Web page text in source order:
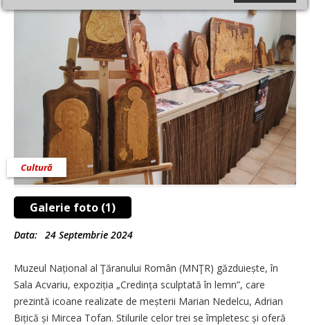
Galerie foto (1)
Cultură
Data: 24 Septembrie 2024
Muzeul Național al Ţăranului Român (MNŢR) găzduiește, în
Sala Acvariu, expoziția „Credința sculptată în lemn”, care
prezintă icoane realizate de meșterii Marian Nedelcu, Adrian
Bițică și Mircea Tofan. Stilurile celor trei se împletesc și oferă